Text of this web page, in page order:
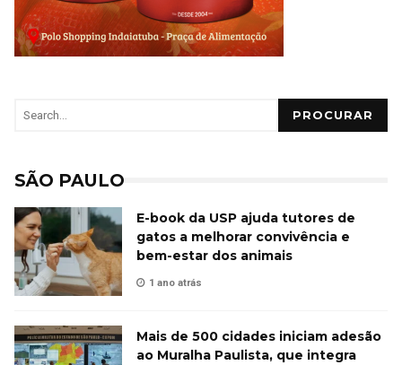
PROCURAR
SÃO PAULO
E-book da USP ajuda tutores de
gatos a melhorar convivência e
bem-estar dos animais
1 ano atrás
Mais de 500 cidades iniciam adesão
ao Muralha Paulista, que integra